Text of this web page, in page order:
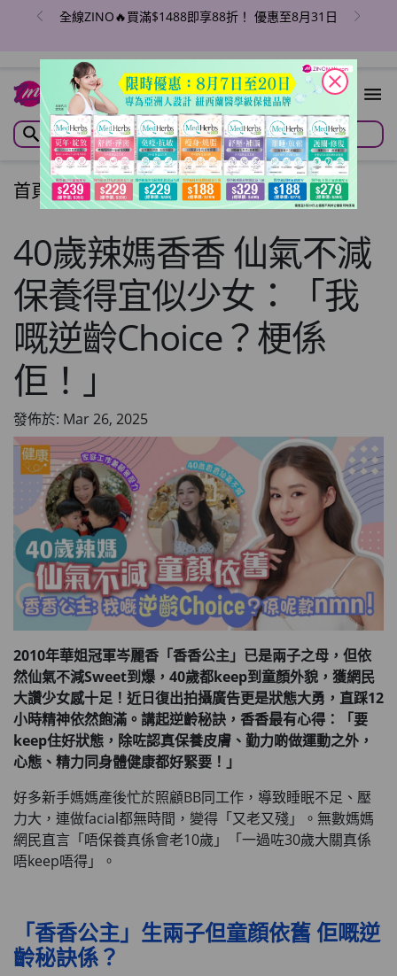
全線ZINO🔥買滿$1488即享88折！ 優惠至8月31日
首頁/文章/Articles
40歲辣媽香香 仙氣不減
保養得宜似少女：「我
嘅逆齡Choice？梗係
佢！」
發佈於: Mar 26, 2025
2010年華姐冠軍岑麗香「香香公主」已是兩子之母，但依
然仙氣不減Sweet到爆，40歲都keep到童顏外貌，獲網民
大讚少女感十足！近日復出拍攝廣告更是狀態大勇，直踩12
小時精神依然飽滿。講起逆齡秘訣，香香最有心得：「要
keep住好狀態，除咗認真保養皮膚、勤力啲做運動之外，
心態、精力同身體健康都好緊要！」
好多新手媽媽產後忙於照顧BB同工作，導致睡眠不足、壓
力大，連做facial都無時間，變得「又老又殘」。無數媽媽
網民直言「唔保養真係會老10歲」「一過咗30歲大關真係
唔keep唔得」。
「香香公主」 生兩子但童顔依舊 佢嘅逆
齡秘訣係？
close